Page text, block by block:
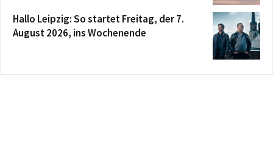
Hallo Leipzig: So startet Freitag, der 7.
August 2026, ins Wochenende